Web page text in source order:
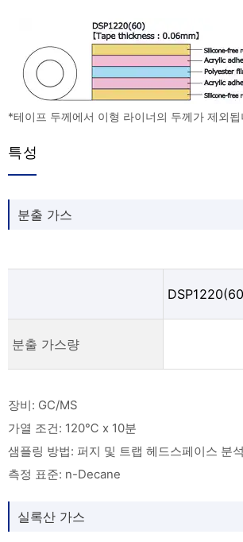
*테이프 두께에서 이형 라이너의 두께가 제외됩
특성
분출 가스
분출 가스량
장비: GC/MS
가열 조건: 120℃ x 10분
샘플링 방법: 퍼지 및 트랩 헤드스페이스 분석
측정 표준: n-Decane
실록산 가스